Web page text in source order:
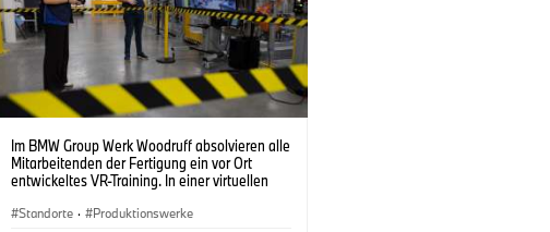
Im BMW Group Werk Woodruff absolvieren alle
Mitarbeitenden der Fertigung ein vor Ort
entwickeltes VR-Training. In einer virtuellen
Produktion realitätsnah üben. (07/2026)
Standorte · Produktionswerke